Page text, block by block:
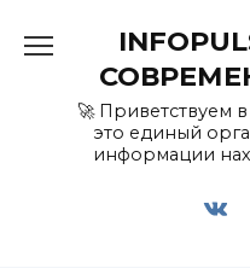
содержанию
🚀 Приветствуем
это единый
информации